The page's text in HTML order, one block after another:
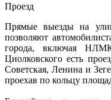
Проезд
Прямые выезды на
позволяют
города, включая
Циолковского есть
Советская, Ленина и
проехав по кольцу